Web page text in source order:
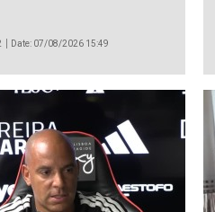
Date: 07/08/2026 15:49